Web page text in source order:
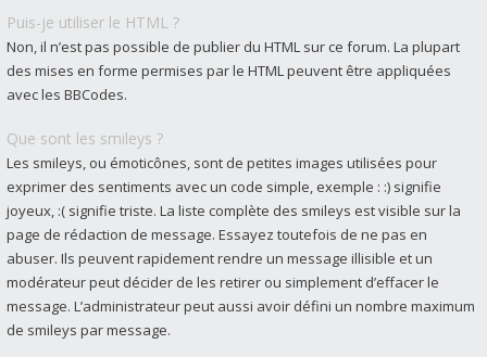
Puis-je utiliser le HTML ?
Non, il n’est pas possible de publier du HTML sur ce forum. La plupart
des mises en forme permises par le HTML peuvent être appliquées
avec les BBCodes.
Que sont les smileys ?
Les smileys, ou émoticônes, sont de petites images utilisées pour
exprimer des sentiments avec un code simple, exemple : :) signifie
joyeux, :( signifie triste. La liste complète des smileys est visible sur la
page de rédaction de message. Essayez toutefois de ne pas en
abuser. Ils peuvent rapidement rendre un message illisible et un
modérateur peut décider de les retirer ou simplement d’effacer le
message. L’administrateur peut aussi avoir défini un nombre maximum
de smileys par message.